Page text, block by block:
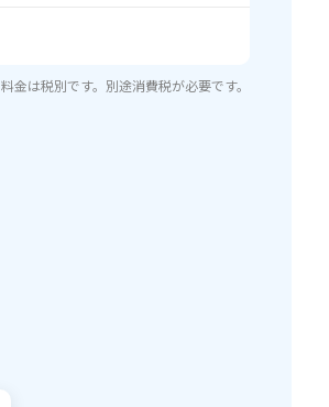
料金は税別です。別途消費税が必要です。